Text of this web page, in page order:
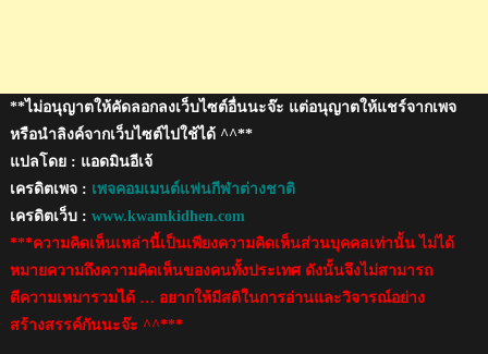
**ไม่อนุญาตให้คัดลอกลงเว็บไซต์อื่นนะจ๊ะ แต่อนุญาตให้แชร์จากเพจ
หรือนำลิงค์จากเว็บไซต์ไปใช้ได้ ^^**
แปลโดย : แอดมินอีเจ้
เครดิตเพจ : เพจคอมเมนต์แฟนกีฬาต่างชาติ
เครดิตเว็บ : www.kwamkidhen.com
***ความคิดเห็นเหล่านี้เป็นเพียงความคิดเห็นส่วนบุคคลเท่านั้น ไม่ได้
หมายความถึงความคิดเห็นของคนทั้งประเทศ ดังนั้นจึงไม่สามารถ
ตีความเหมารวมได้ … อยากให้มีสติในการอ่านและวิจารณ์อย่าง
สร้างสรรค์กันนะจ๊ะ ^^***